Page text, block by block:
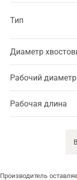
Тип
Диаметр
Рабочий диаметр
Рабочая длина
Производитель